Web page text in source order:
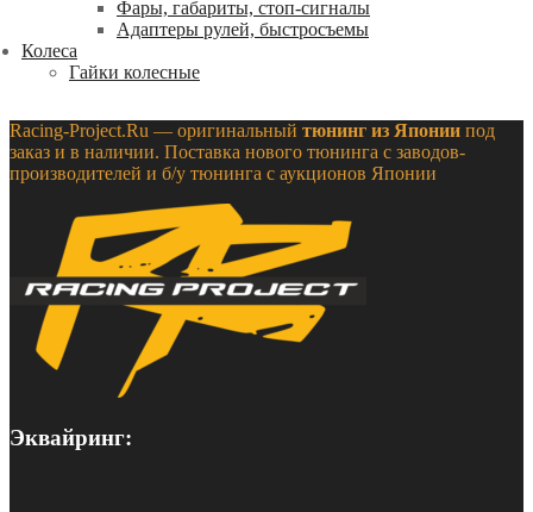
Фары, габариты, стоп-сигналы
Адаптеры рулей, быстросъемы
Колеса
Гайки колесные
Racing-Project.Ru — оригинальный тюнинг из Японии под
заказ и в наличии. Поставка нового тюнинга с заводов-
производителей и б/у тюнинга с аукционов Японии
Эквайринг: